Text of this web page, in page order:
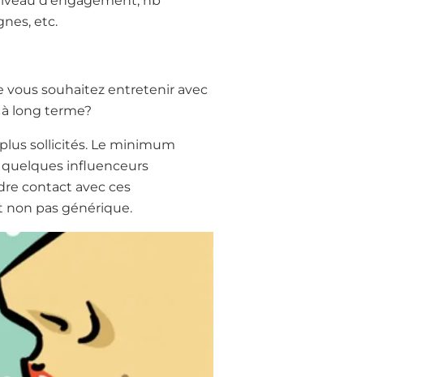
etc.
vous souhaitez entretenir avec
long terme?
sollicités. Le minimum
quelques influenceurs
contact avec ces
non pas générique.